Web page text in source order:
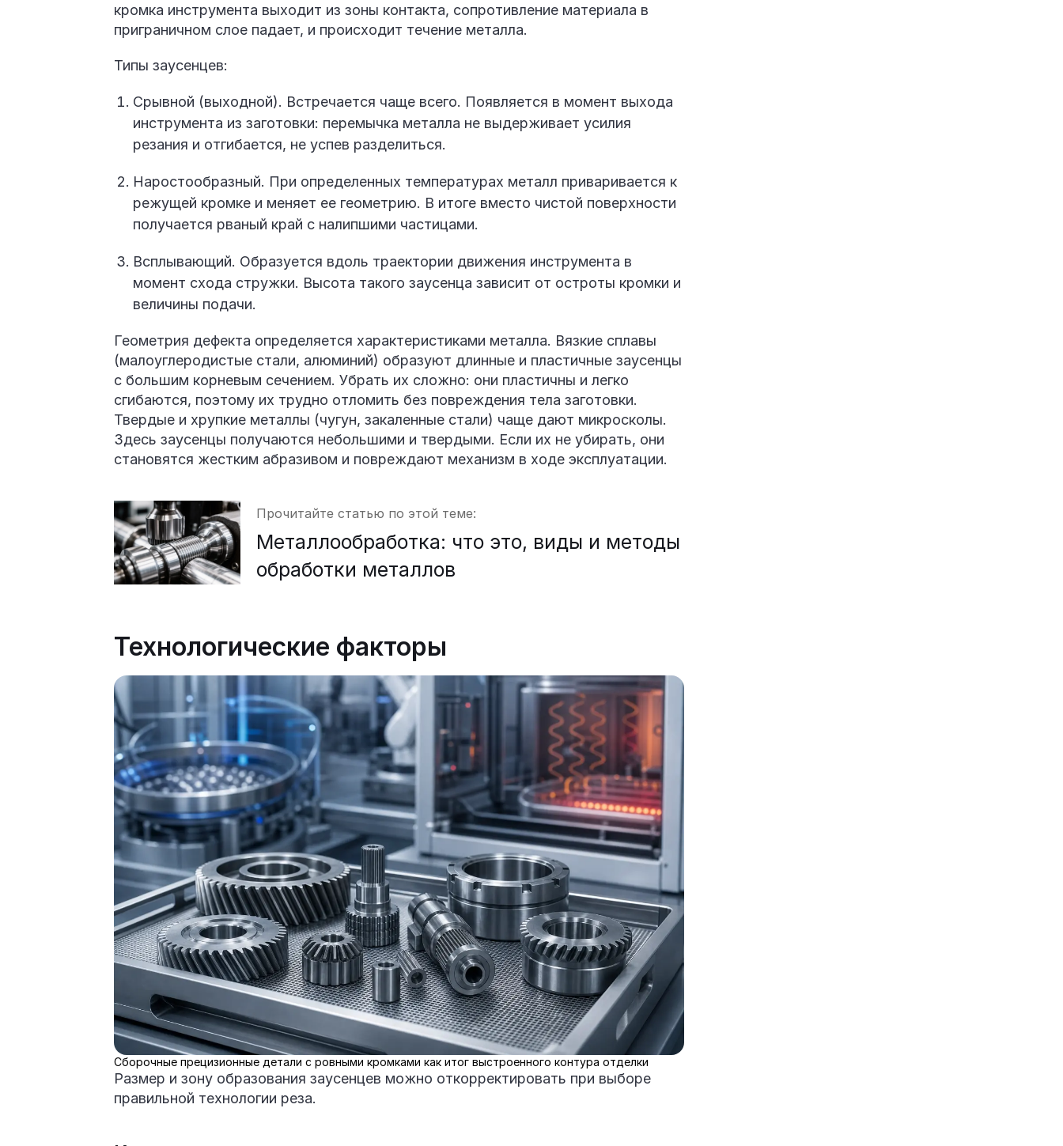
кромка инструмента выходит из зоны контакта, сопротивление материала в
приграничном слое падает, и происходит течение металла.
Типы заусенцев:
Срывной (выходной). Встречается чаще всего. Появляется в момент выхода
инструмента из заготовки: перемычка металла не выдерживает усилия
резания и отгибается, не успев разделиться.
Наростообразный. При определенных температурах металл приваривается к
режущей кромке и меняет ее геометрию. В итоге вместо чистой поверхности
получается рваный край с налипшими частицами.
Всплывающий. Образуется вдоль траектории движения инструмента в
момент схода стружки. Высота такого заусенца зависит от остроты кромки и
величины подачи.
Геометрия дефекта определяется характеристиками металла. Вязкие сплавы
(малоуглеродистые стали, алюминий) образуют длинные и пластичные заусенцы
с большим корневым сечением. Убрать их сложно: они пластичны и легко
сгибаются, поэтому их трудно отломить без повреждения тела заготовки.
Твердые и хрупкие металлы (чугун, закаленные стали) чаще дают микросколы.
Здесь заусенцы получаются небольшими и твердыми. Если их не убирать, они
становятся жестким абразивом и повреждают механизм в ходе эксплуатации.
Прочитайте статью по этой теме:
Металлообработка: что это, виды и методы
обработки металлов
Технологические факторы
Сборочные прецизионные детали с ровными кромками как итог выстроенного контура отделки
Размер и зону образования заусенцев можно откорректировать при выборе
правильной технологии реза.